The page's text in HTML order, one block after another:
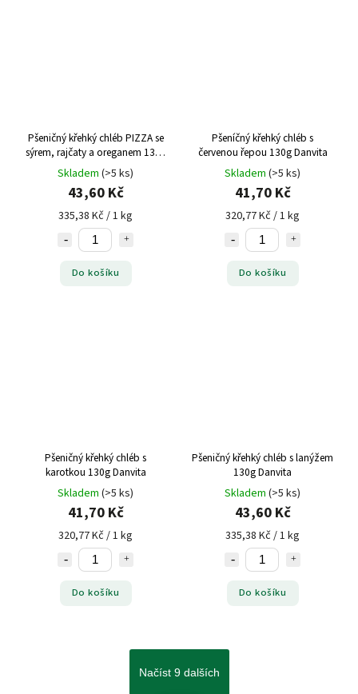
Pšeničný křehký chléb PIZZA se
sýrem, rajčaty a oreganem 130g
Danvita
Skladem (>5 ks)
43,60 Kč
335,38 Kč / 1 kg
Do košíku
Pšeníčný křehký chléb s
červenou řepou 130g Danvita
Skladem (>5 ks)
41,70 Kč
320,77 Kč / 1 kg
Do košíku
Pšeničný křehký chléb s
karotkou 130g Danvita
Skladem (>5 ks)
41,70 Kč
320,77 Kč / 1 kg
Do košíku
Pšeničný křehký chléb s lanýžem
130g Danvita
Skladem (>5 ks)
43,60 Kč
335,38 Kč / 1 kg
Do košíku
Načíst 9 dalších